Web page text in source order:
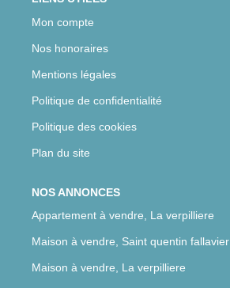
Mon compte
Nos honoraires
Mentions légales
Politique de confidentialité
Politique des cookies
Plan du site
NOS ANNONCES
Appartement à vendre, La verpilliere
Maison à vendre, Saint quentin fallavier
Maison à vendre, La verpilliere